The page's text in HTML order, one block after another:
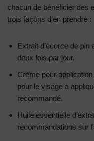
chacun de bénéficier des
trois façons d’en prendre :
Extrait d’écorce de pin
deux fois par jour.
Crème pour
pour le visage à
recommandé.
Huile essentielle
recommandations sur